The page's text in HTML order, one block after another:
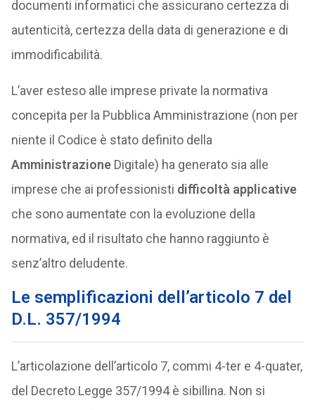
documenti informatici che assicurano certezza di
autenticità, certezza della data di generazione e di
immodificabilità.
L’aver esteso alle imprese private la normativa
concepita per la Pubblica Amministrazione (non per
niente il Codice è stato definito della
AmministrazioneDigitale) ha generato sia alle
imprese che ai professionisti difficoltà applicative
che sono aumentate con la evoluzione della
normativa, ed il risultato che hanno raggiunto è
senz’altro deludente.
Le semplificazioni dell’articolo 7 del
D.L. 357/1994
L’articolazione dell’articolo 7, commi 4-ter e 4-quater,
del Decreto Legge 357/1994 è sibillina. Non si